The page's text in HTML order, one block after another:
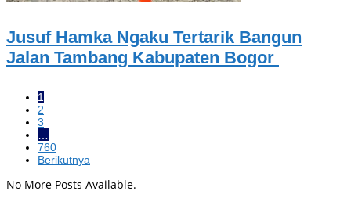
Jusuf Hamka Ngaku Tertarik Bangun
Jalan Tambang Kabupaten Bogor
1
2
3
…
760
Berikutnya
No More Posts Available.